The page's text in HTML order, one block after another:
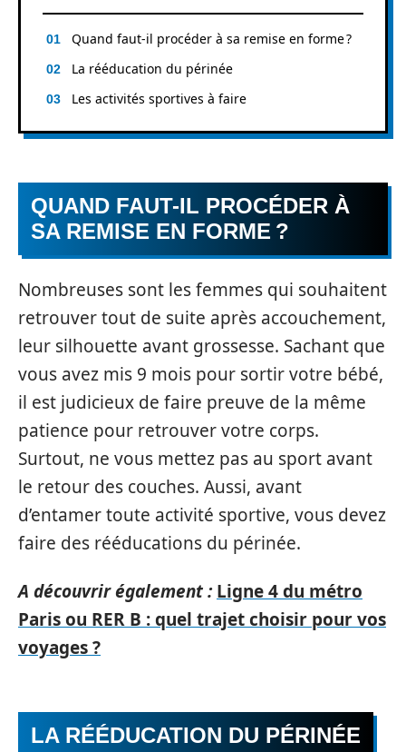
Quand faut-il procéder à sa remise en forme ?
La rééducation du périnée
Les activités sportives à faire
QUAND FAUT-IL PROCÉDER À
SA REMISE EN FORME ?
Nombreuses sont les femmes qui souhaitent
retrouver tout de suite après accouchement,
leur silhouette avant grossesse. Sachant que
vous avez mis 9 mois pour sortir votre bébé,
il est judicieux de faire preuve de la même
patience pour retrouver votre corps.
Surtout, ne vous mettez pas au sport avant
le retour des couches. Aussi, avant
d’entamer toute activité sportive, vous devez
faire des rééducations du périnée.
A découvrir également : Ligne 4 du métro
Paris ou RER B : quel trajet choisir pour vos
voyages ?
LA RÉÉDUCATION DU PÉRINÉE